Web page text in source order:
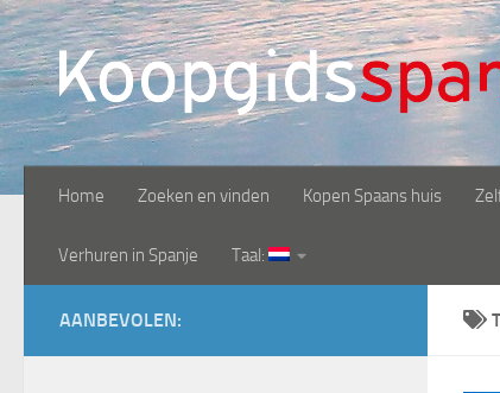
Doorgaan naar inhoud
Home Zoeken en vinden Kopen Spaans huis
Verhuren in Spanje Taal:
AANBEVOLEN: